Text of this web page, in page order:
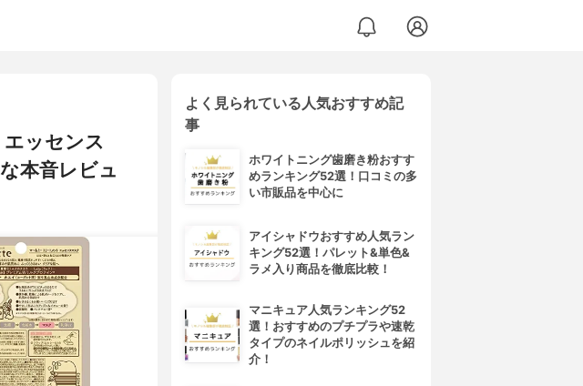
ッセンス
本音レビュ
よく見られている人気おすすめ記
事
ホワイトニング歯磨き粉おすす
めランキング52選！口コミの多
い市販品を中心に
アイシャドウおすすめ人気ラン
キング52選！パレット&単色&
ラメ入り商品を徹底比較！
マニキュア人気ランキング52
選！おすすめのプチプラや速乾
タイプのネイルポリッシュを紹
介！